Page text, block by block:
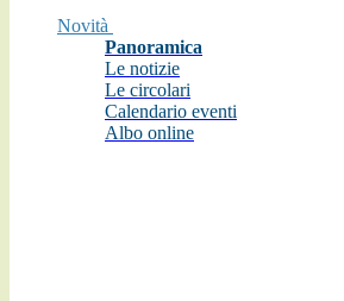
Novità
Panoramica
Le notizie
Le circolari
Calendario eventi
Albo online